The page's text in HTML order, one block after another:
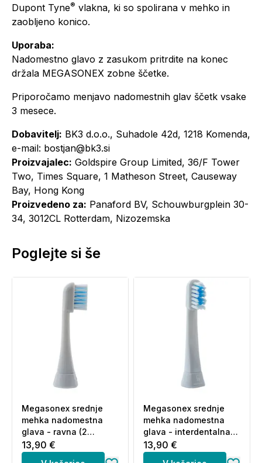
Dupont Tyne® vlakna, ki so spolirana v mehko in
zaobljeno konico.
Uporaba:
Nadomestno glavo z zasukom pritrdite na konec
držala MEGASONEX zobne ščetke.
Priporočamo menjavo nadomestnih glav ščetk vsake
3 mesece.
Dobavitelj: BK3 d.o.o., Suhadole 42d, 1218 Komenda,
e-mail: bostjan@bk3.si
Proizvajalec: Goldspire Group Limited, 36/F Tower
Two, Times Square, 1 Matheson Street, Causeway
Bay, Hong Kong
Proizvedeno za: Panaford BV, Schouwburgplein 30-
34, 3012CL Rotterdam, Nizozemska
Poglejte si še
Megasonex srednje
mehka nadomestna
glava - ravna (2
nastavka)
13,90 €
Megasonex srednje
mehka nadomestna
glava - interdentalna
(2 nastavka)
13,90 €